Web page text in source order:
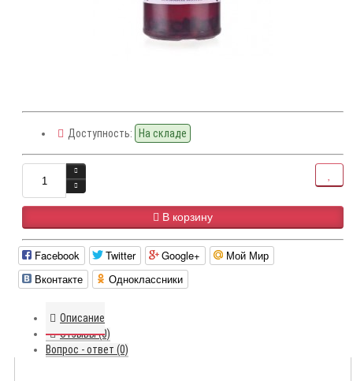
Доступность: На складе
В корзину
Facebook Twitter Google+
Мой Мир
Вконтакте
Одноклассники
Описание
Отзывы (0)
Вопрос - ответ (0)